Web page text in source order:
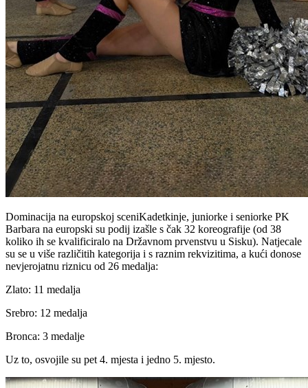
Dominacija na europskoj sceniKadetkinje, juniorke i seniorke PK
Barbara na europski su podij izašle s čak 32 koreografije (od 38
koliko ih se kvalificiralo na Državnom prvenstvu u Sisku). Natjecale
su se u više različitih kategorija i s raznim rekvizitima, a kući donose
nevjerojatnu riznicu od 26 medalja:
Zlato: 11 medalja
Srebro: 12 medalja
Bronca: 3 medalje
Uz to, osvojile su pet 4. mjesta i jedno 5. mjesto.